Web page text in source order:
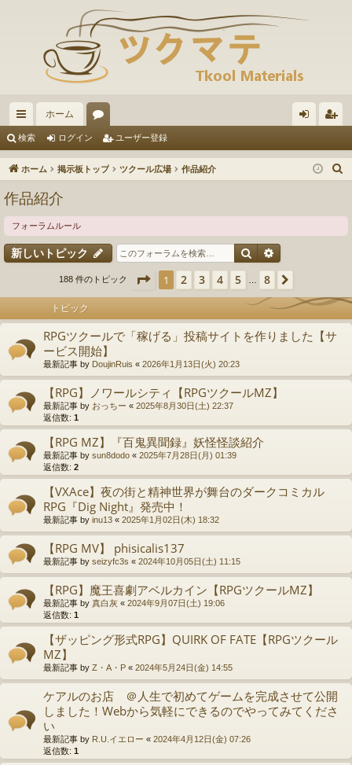
イ
ッ
リ
ン
ク
ホーム
ー イ ザ
検索 ログイン ユーザー登録
ホーム 掲示板トップ ツクール広場 作品紹介
作品紹介
フォーラムルール
新しいトピック 検索
188 件のトピック ページ ／
1 2 3 4 5 8
トピック
RPGツクールで「稼げる」投稿サイトを作りました【サ
ービス開始】
最新記事 by DoujinRuis « 2026年1月13日(火) 20:23
【RPG】ノワールシティ【RPGツクールMZ】
最新記事 by おっちー « 2025年8月30日(土) 22:37
返信数: 1
【RPG MZ】『百鬼異聞録』妖怪怪談紹介
最新記事 by sun8dodo « 2025年7月28日(月) 01:39
返信数: 2
【VXAce】夜の街と精神世界が舞台のダークコミカル
RPG『Dig Night』発売中！
最新記事 by inu13 « 2025年1月02日(木) 18:32
【RPG MV】 phisicalis137
最新記事 by seizyfc3s « 2024年10月05日(土) 11:15
【RPG】魔王喜劇アベルカイン【RPGツクールMZ】
最新記事 by 真白灰 « 2024年9月07日(土) 19:06
返信数: 1
【ザッピング形式RPG】QUIRK OF FATE【RPGツクール
MZ】
最新記事 by Z・A・P « 2024年5月24日(金) 14:55
ケアルのお店 ＠人生で初めてゲームを完成させて公開
しました！Webから気軽にできるのでやってみてくださ
い
最新記事 by R.U.イエロー « 2024年4月12日(金) 07:26
返信数: 1